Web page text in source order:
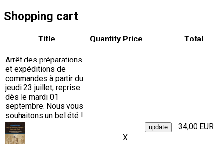
Shopping cart
Arrêt des préparations
et expéditions de
commandes à partir du
jeudi 23 juillet, reprise
dès le mardi 01
septembre. Nous vous
souhaitons un bel été !
Title Quantity Price Total
X
34,00 EUR